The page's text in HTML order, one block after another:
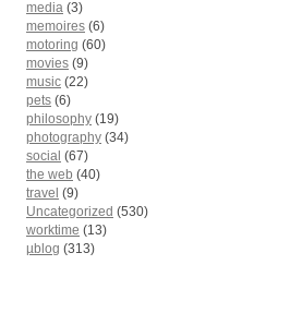
media (3)
memoires (6)
motoring (60)
movies (9)
music (22)
pets (6)
philosophy (19)
photography (34)
social (67)
the web (40)
travel (9)
Uncategorized (530)
worktime (13)
µblog (313)